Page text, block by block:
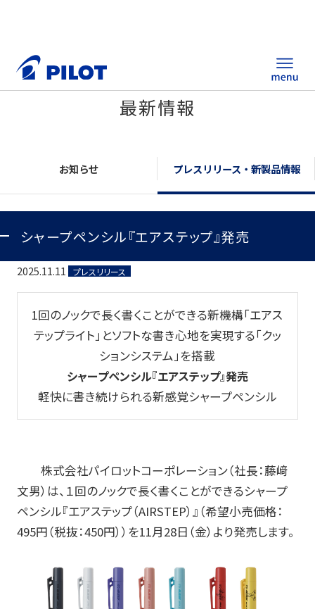
製品情報
替え芯サイト
総合カタログ
玩具
産業資材
企業情報
企業情報TOP
会社情報
IR情報
最新情報
お知らせ プレスリリース・新製品情報
シャープペンシル『エアステップ』発売
2025.11.11 プレスリリース
1回のノックで長く書くことができる新機構「エアス
テップライト」とソフトな書き心地を実現する「クッ
ションシステム」を搭載
シャープペンシル『エアステップ』発売
軽快に書き続けられる新感覚シャープペンシル
株式会社パイロットコーポレーション（社長：藤﨑
文男）は、１回のノックで長く書くことができるシャープ
ペンシル『エアステップ（AIRSTEP）』（希望小売価格：
495円（税抜：450円））を11月28日（金）より発売します。